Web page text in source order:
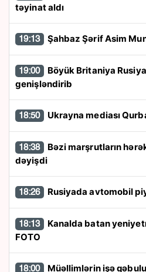
təyinat aldı
19:13 Şahbaz Şərif Asim
19:00
genişləndirib
18:50 Ukrayna mediası
18:38
dəyişdi
18:26 Rusiyada avtomobil
18:13
FOTO
18:00